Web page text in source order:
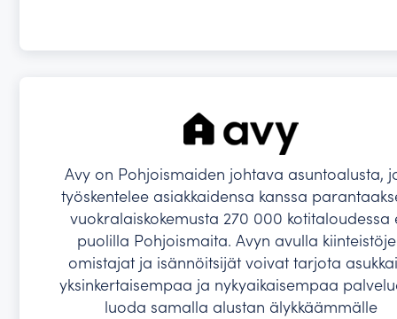
Avy on Pohjoismaiden johtava asuntoalusta,
työskentelee asiakkaidensa kanssa
vuokralaiskokemusta 270 000 kotitaloudessa
puolilla Pohjoismaita. Avyn avulla
omistajat ja isännöitsijät voivat tarjota
yksinkertaisempaa ja nykyaikaisempaa
luoda samalla alustan älykkäämmälle